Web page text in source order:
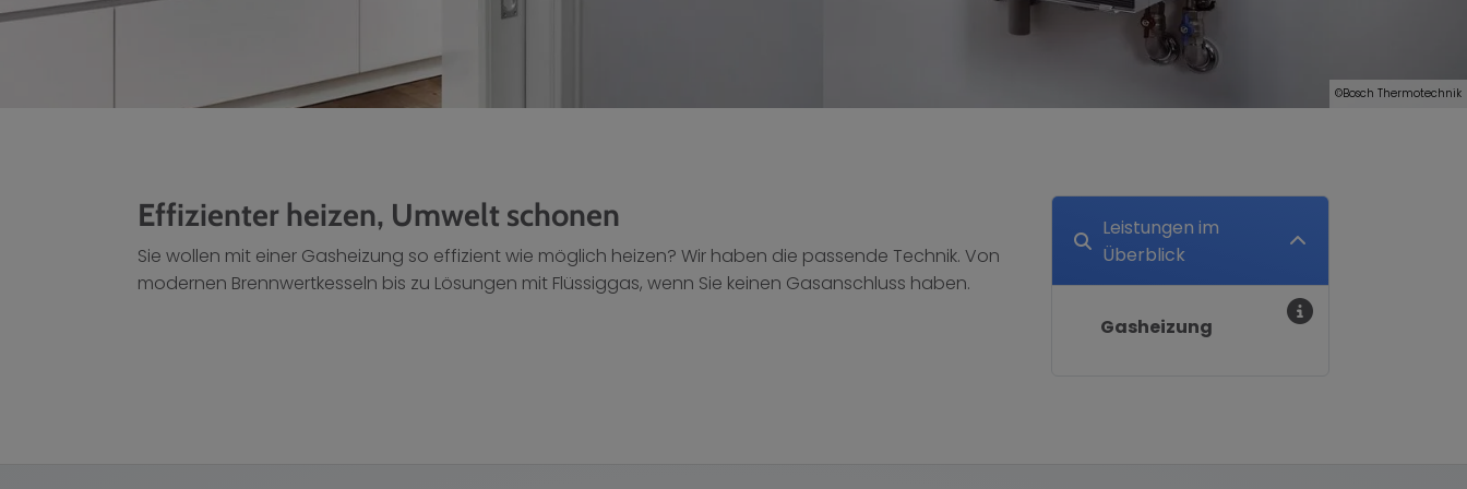
©Bosch Thermotechnik
Effizienter heizen, Umwelt schonen
Sie wollen mit einer Gasheizung so effizient wie möglich heizen? Wir haben die passende Technik. Von
modernen Brennwertkesseln bis zu Lösungen mit Flüssiggas, wenn Sie keinen Gasanschluss haben.
Leistungen im
Überblick
Gasheizung